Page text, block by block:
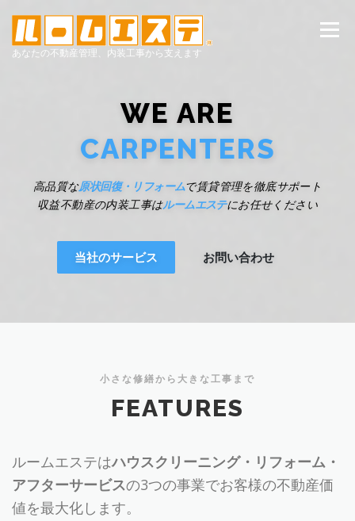
あなたの不動産管理、内装工事から支えます
メニュー
ルームエステの提供するサービス
企業情報 お問い合わせ
WE ARE
CARPENTERS
高品質な原状回復・リフォームで賃貸管理を徹底サポート
収益不動産の内装工事はルームエステにお任せください
当社のサービス お問い合わせ
小さな修繕から大きな工事まで
FEATURES
ルームエステはハウスクリーニング・リフォーム・
アフターサービスの3つの事業でお客様の不動産価
値を最大化します。